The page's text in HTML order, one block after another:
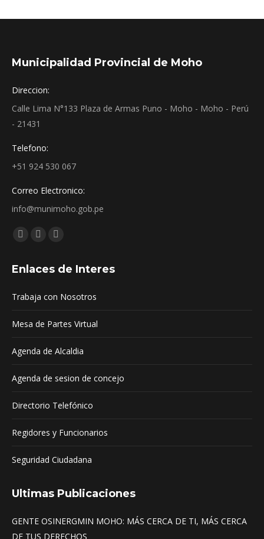
Municipalidad Provincial de Moho
Direccion:
Calle Lima N°133 Plaza de Armas Puno - Moho - Moho - Perú
- 21431
Telefono:
+51 924 530 067
Correo Electronico:
info@munimoho.gob.pe
Encuéntranos en:
Facebook
opens
new
YouTube
opens
new
Mail
opens
new
Enlaces de Interes
Trabaja con Nosotros
Mesa de Partes Virtual
Agenda de Alcaldia
Agenda de sesion de concejo
Directorio Telefónico
Regidores y Funcionarios
Seguridad Ciudadana
Ultimas Publicaciones
GENTE OSINERGMIN MOHO: MÁS CERCA DE TI, MÁS CERCA
DE TUS DERECHOS